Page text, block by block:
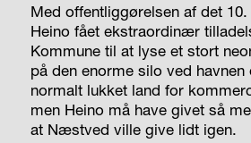
Med offentliggørelsen af det
Heino fået ekstraordinær
Kommune til at lyse et stort
på den enorme silo ved havnen
normalt lukket land for
men Heino må have givet så
at Næstved ville give lidt igen.